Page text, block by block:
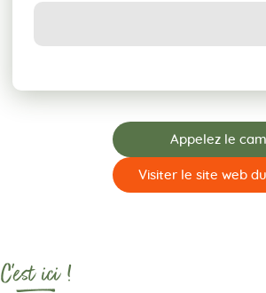
Appelez le
Visiter le site web
C'est ici !